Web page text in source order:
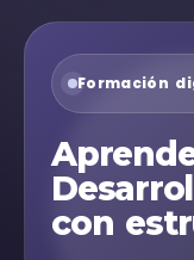
Formación
con